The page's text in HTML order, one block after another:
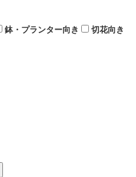
鉢・プランター向き
切花向き